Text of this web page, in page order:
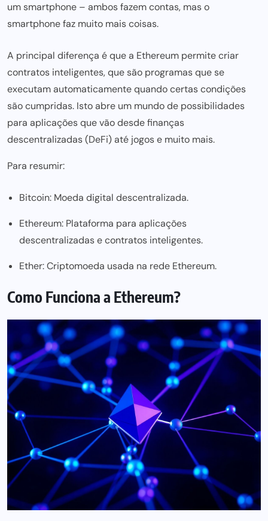
um smartphone – ambos fazem contas, mas o
smartphone faz muito mais coisas.
A principal diferença é que a Ethereum permite criar
contratos inteligentes, que são programas que se
executam automaticamente quando certas condições
são cumpridas. Isto abre um mundo de possibilidades
para aplicações que vão desde finanças
descentralizadas (DeFi) até jogos e muito mais.
Para resumir:
Bitcoin: Moeda digital descentralizada.
Ethereum: Plataforma para aplicações
descentralizadas e contratos inteligentes.
Ether: Criptomoeda usada na rede Ethereum.
Como Funciona a Ethereum?